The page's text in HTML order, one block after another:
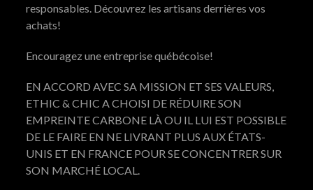
responsables. Découvrez les artisans derrières vos
achats!
Encouragez une entreprise québécoise!
EN ACCORD AVEC SA MISSION ET SES VALEURS,
ETHIC & CHIC A CHOISI DE RÉDUIRE SON
EMPREINTE CARBONE LÀ OU IL LUI EST POSSIBLE
DE LE FAIRE EN NE LIVRANT PLUS AUX ÉTATS-
UNIS ET EN FRANCE POUR SE CONCENTRER SUR
SON MARCHÉ LOCAL.